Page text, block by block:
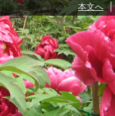
本文へ |